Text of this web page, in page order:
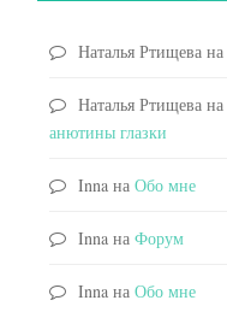
Наталья Ртищева на
Наталья Ртищева на
анютины глазки
Inna на Обо мне
Inna на Форум
Inna на Обо мне